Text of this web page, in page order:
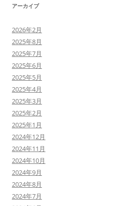
アーカイブ
2026年2月
2025年8月
2025年7月
2025年6月
2025年5月
2025年4月
2025年3月
2025年2月
2025年1月
2024年12月
2024年11月
2024年10月
2024年9月
2024年8月
2024年7月